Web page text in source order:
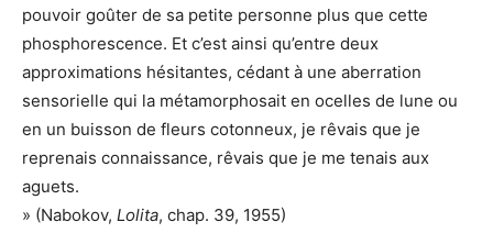
pouvoir goûter de sa petite personne plus que cette
phosphorescence. Et c’est ainsi qu’entre deux
approximations hésitantes, cédant à une aberration
sensorielle qui la métamorphosait en ocelles de lune ou
en un buisson de fleurs cotonneux, je rêvais que je
reprenais connaissance, rêvais que je me tenais aux
aguets.
» (Nabokov, Lolita, chap. 39, 1955)